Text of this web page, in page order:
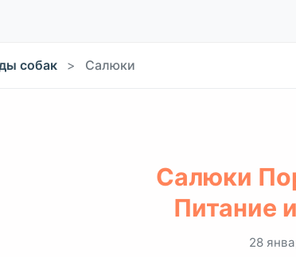
собак Салюки
Салюки
Питание
28